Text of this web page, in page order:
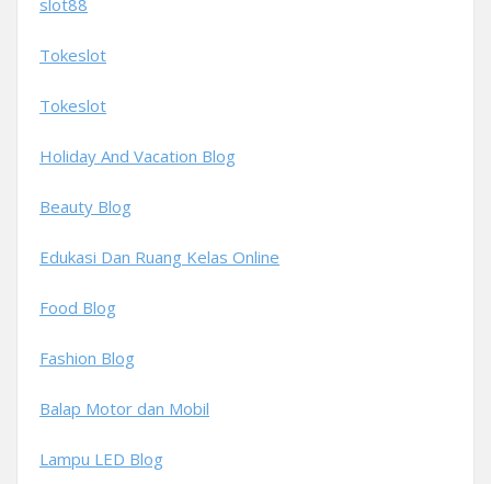
slot88
Tokeslot
Tokeslot
Holiday And Vacation Blog
Beauty Blog
Edukasi Dan Ruang Kelas Online
Food Blog
Fashion Blog
Balap Motor dan Mobil
Lampu LED Blog